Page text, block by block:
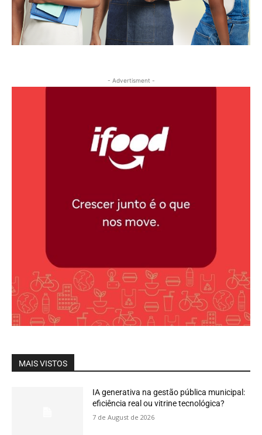
- Advertisment -
MAIS VISTOS
IA generativa na gestão pública municipal:
eficiência real ou vitrine tecnológica?
7 de August de 2026